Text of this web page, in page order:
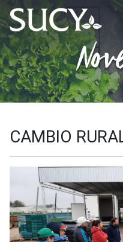
Sucy
-
Ensaladas
Prácticas
CAMBIO